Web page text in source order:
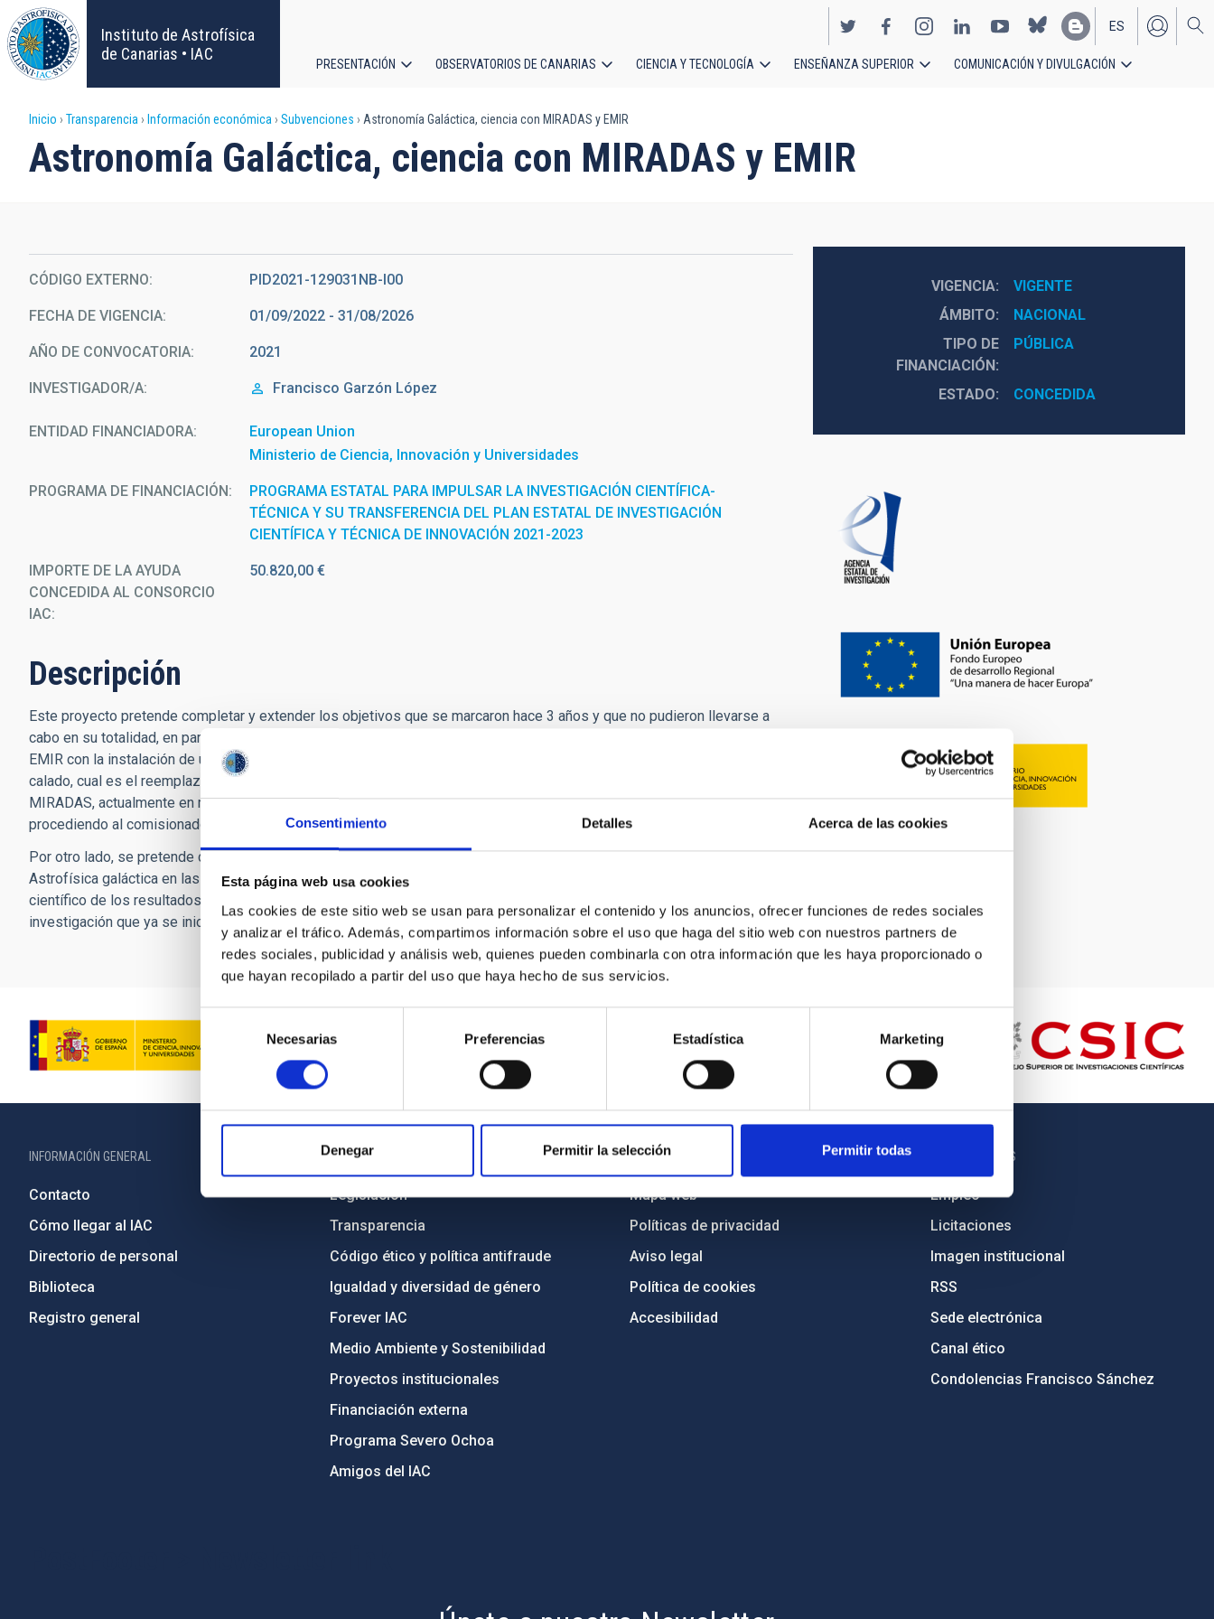
Consentimiento Detalles Acerca de las cookies
Esta página web usa cookies
Las cookies de este sitio web se usan para personalizar el contenido y los anuncios, ofrecer funciones de redes sociales
y analizar el tráfico. Además, compartimos información sobre el uso que haga del sitio web con nuestros partners de
redes sociales, publicidad y análisis web, quienes pueden combinarla con otra información que les haya proporcionado o
que hayan recopilado a partir del uso que haya hecho de sus servicios.
Selección
consentimiento
Necesarias Preferencias Estadística Marketing
Denegar Permitir la selección Permitir todas
Pasar
al
contenido
principal
Instituto de Astrofísica
de Canarias • IAC
EN
ES
principal
PRESENTACIÓN OBSERVATORIOS DE CANARIAS CIENCIA Y TECNOLOGÍA ENSEÑANZA SUPERIOR COMUNICACIÓN Y DIVULGACIÓN
Sobrescribir
enlaces
ayuda
a
la
navegación
Inicio Transparencia Información económica Subvenciones Astronomía Galáctica, ciencia con MIRADAS y EMIR
Astronomía Galáctica, ciencia con MIRADAS y EMIR
CÓDIGO EXTERNO PID2021-129031NB-I00
FECHA DE VIGENCIA 01/09/2022 - 31/08/2026
AÑO DE CONVOCATORIA 2021
INVESTIGADOR/A Francisco Garzón López
ENTIDAD FINANCIADORA
European Union
Ministerio de Ciencia, Innovación y Universidades
PROGRAMA DE FINANCIACIÓN
PROGRAMA ESTATAL PARA IMPULSAR LA INVESTIGACIÓN CIENTÍFICA-
TÉCNICA Y SU TRANSFERENCIA DEL PLAN ESTATAL DE INVESTIGACIÓN
CIENTÍFICA Y TÉCNICA DE INNOVACIÓN 2021-2023
IMPORTE DE LA AYUDA
CONCEDIDA AL CONSORCIO
IAC
50.820,00 €
Descripción
Este proyecto pretende completar y extender los objetivos que se marcaron hace 3 años y que no pudieron llevarse a
cabo en su totalidad, en parte por la situación de pandemia mundial. De un lado, se plantea completar el desarrollo de
EMIR con la instalación de un nuevo detector y la realización por primera vez de una operación de mantenimiento de gran
calado, cual es el reemplazo de piezas desgastadas en la CSU. En paralelo, debe finalizar el desarrollo del instrumento
MIRADAS, actualmente en mitad de su fase de verificación en laboratorio, instalando el instrumento en el GTC y
procediendo al comisionado.
Por otro lado, se pretende continuar la explotación científica de ambos instrumentos en las líneas de trabajo de
Astrofísica galáctica en las que el grupo proponente tiene una larga trayectoria. Especial mención merece el uso
científico de los resultados de la misión Gaia, con la tercera entrega de datos que se pretende usar en las líneas de
investigación que ya se iniciaron con la segunda entrega.
VIGENCIA
VIGENTE
ÁMBITO
NACIONAL
TIPO DE
FINANCIACIÓN
PÚBLICA
ESTADO CONCEDIDA
INFORMACIÓN GENERAL
Contacto
Cómo llegar al IAC
Directorio de personal
Biblioteca
Registro general
INFORMACIÓN INSTITUCIONAL
Legislación
Transparencia
Código ético y política antifraude
Igualdad y diversidad de género
Forever IAC
Medio Ambiente y Sostenibilidad
Proyectos institucionales
Financiación externa
Programa Severo Ochoa
Amigos del IAC
PORTAL DEL IAC
Mapa web
Políticas de privacidad
Aviso legal
Política de cookies
Accesibilidad
OTROS ENLACES
Empleo
Licitaciones
Imagen institucional
RSS
Sede electrónica
Canal ético
Condolencias Francisco Sánchez